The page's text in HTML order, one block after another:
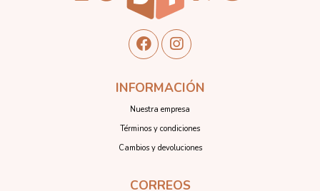
INFORMACIÓN
Nuestra empresa
Términos y condiciones
Cambios y devoluciones
CORREOS